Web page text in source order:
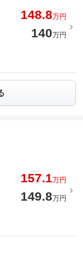
148.8万円
140万円
157.1万円
149.8万円